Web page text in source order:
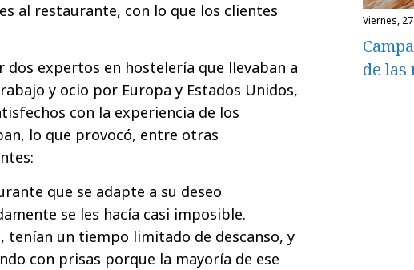
al restaurante, con lo que los clientes
dos expertos en hostelería que llevaban a
y ocio por Europa y Estados Unidos,
con la experiencia de los
lo que provocó, entre otras
que se adapte a su deseo
se les hacía casi imposible.
tenían un tiempo limitado de descanso, y
con prisas porque la mayoría de ese
viernes,
de las